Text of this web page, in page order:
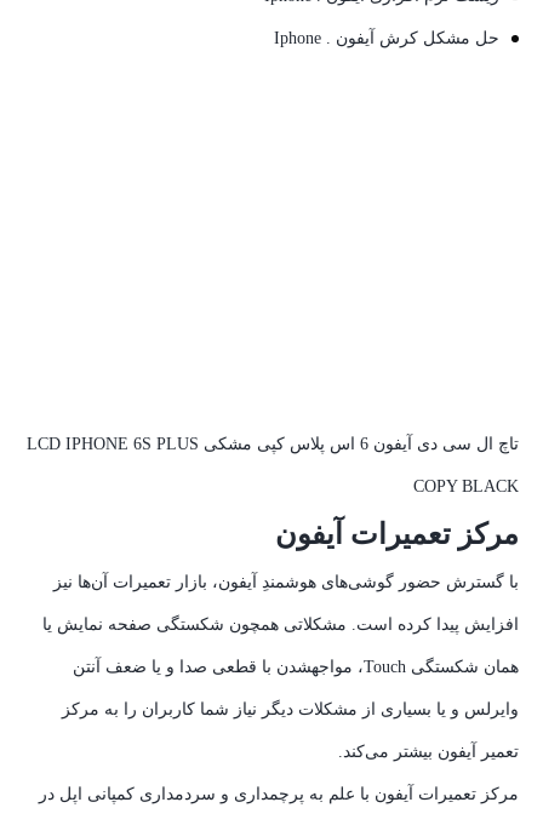
حل مشکل کرش آیفون . Iphone
تاچ ال سی دی آیفون 6 اس پلاس کپی مشکی LCD IPHONE 6S PLUS
COPY BLACK
مرکز تعمیرات آیفون
با گسترش حضور گوشی‌های هوشمندِ آیفون، بازار تعمیرات آن‌ها نیز
افزایش پیدا کرده است. مشکلاتی همچون شکستگی صفحه نمایش یا
همان شکستگی Touch، مواجهشدن با قطعی صدا و یا ضعف آنتن
وایرلس و یا بسیاری از مشکلات دیگر نیاز شما کاربران را به مرکز
تعمیر آیفون بیشتر می‌کند.
مرکز تعمیرات آیفون با علم به پرچمداری و سردمداری کمپانی اپل در